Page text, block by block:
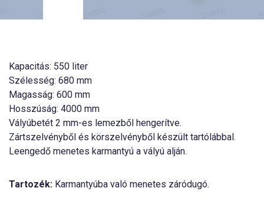
Kapacitás: 550 liter
Szélesség: 680 mm
Magasság: 600 mm
Hosszúság: 4000 mm
Vályúbetét 2 mm-es lemezből hengerítve.
Zártszelvényből és körszelvényből készült tartólábbal.
Leengedő menetes karmantyú a vályú alján.
Tartozék: Karmantyúba való menetes záródugó.